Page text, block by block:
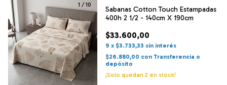
1 /10
Sabanas Cotton Touch Estampadas
400h 2 1/2 - 140cm X 190cm
$33.600,00
9 x $3.733,33 sin interés
$26.880,00 con Transferencia o
depósito
¡Solo quedan 2 en stock!